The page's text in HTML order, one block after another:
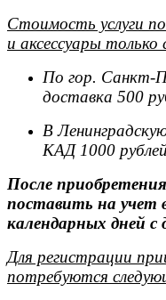
Стоимость услуги
и аксессуары
По гор. Санкт-
доставка 500
В
КАД 1000
После
поставить на учет
календарных дней
Для регистрации
потребуются